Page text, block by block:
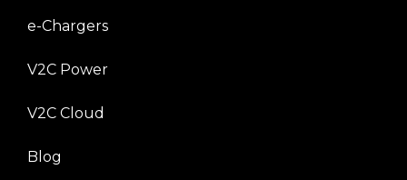
e-Chargers
V2C Power
V2C Cloud
Blog